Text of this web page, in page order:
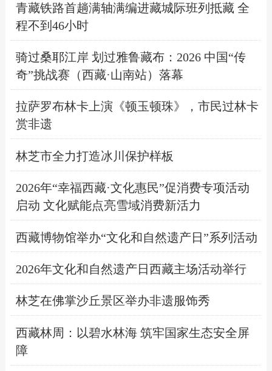
青藏铁路首趟满轴满编进藏城际班列抵藏 ​全
程不到46小时
骑过桑耶江岸 划过雅鲁藏布：2026 中国“传
奇”挑战赛（西藏·山南站）落幕
拉萨罗布林卡上演《顿玉顿珠》，市民过林卡
赏非遗
林芝市全力打造冰川保护样板
2026年“幸福西藏·文化惠民”促消费专项活动
启动 ​文化赋能点亮雪域消费新活力
西藏博物馆举办“文化和自然遗产日”系列活动
2026年文化和自然遗产日西藏主场活动举行
林芝在佛掌沙丘景区举办非遗服饰秀
西藏林周：以碧水林海 筑牢国家生态安全屏
障